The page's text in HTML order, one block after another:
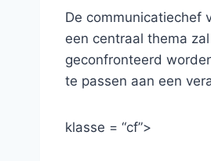
De communicatiechef
een centraal thema
geconfronteerd
te passen aan een
klasse = “cf”>